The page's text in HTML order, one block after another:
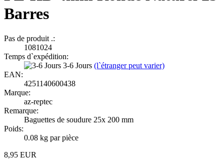
Barres
Pas de produit .:
1081024
Temps d`expédition:
3-6 Jours (l`étranger peut varier)
EAN:
4251140600438
Marque:
az-reptec
Remarque:
Baguettes de soudure 25x 200 mm
Poids:
0.08 kg par pièce
8,95 EUR